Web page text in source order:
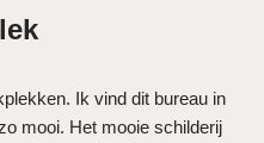
Ik vind dit bureau in
mooi. Het mooie schilderij